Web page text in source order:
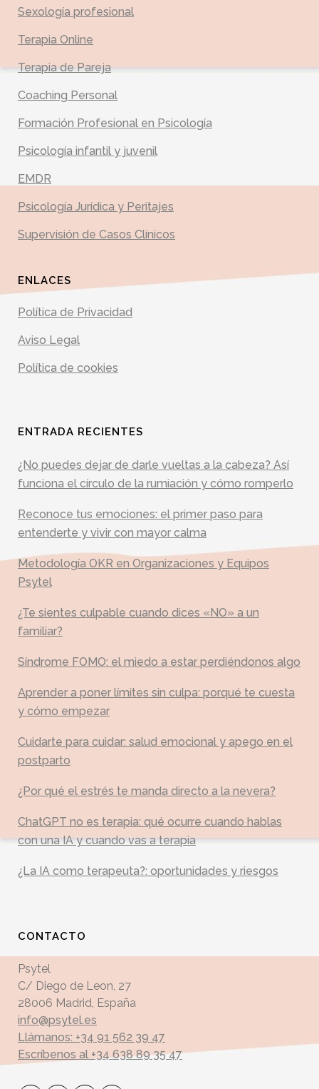
Sexología profesional
Terapia Online
Terapia de Pareja
Coaching Personal
Formación Profesional en Psicología
Psicología infantil y juvenil
EMDR
Psicología Jurídica y Peritajes
Supervisión de Casos Clínicos
ENLACES
Política de Privacidad
Aviso Legal
Política de cookies
ENTRADA RECIENTES
¿No puedes dejar de darle vueltas a la cabeza? Así
funciona el círculo de la rumiación y cómo romperlo
Reconoce tus emociones: el primer paso para
entenderte y vivir con mayor calma
Metodología OKR en Organizaciones y Equipos
Psytel
¿Te sientes culpable cuando dices «NO» a un
familiar?
Síndrome FOMO: el miedo a estar perdiéndonos algo
Aprender a poner límites sin culpa: porqué te cuesta
y cómo empezar
Cuidarte para cuidar: salud emocional y apego en el
postparto
¿Por qué el estrés te manda directo a la nevera?
ChatGPT no es terapia: qué ocurre cuando hablas
con una IA y cuando vas a terapia
¿La IA como terapeuta?: oportunidades y riesgos
CONTACTO
Psytel
C/ Diego de Leon, 27
28006 Madrid, España
info@psytel.es
Llámanos: +34 91 562 39 47
Escríbenos al +34 638 89 35 47